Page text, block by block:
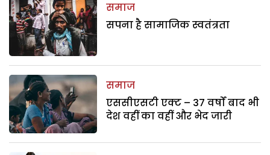
समाज
सपना है सामाजिक स्वतंत्रता
समाज
एससीएसटी एक्ट – 37 वर्षों बाद भी
देश वहीं का वहीं और भेद जारी